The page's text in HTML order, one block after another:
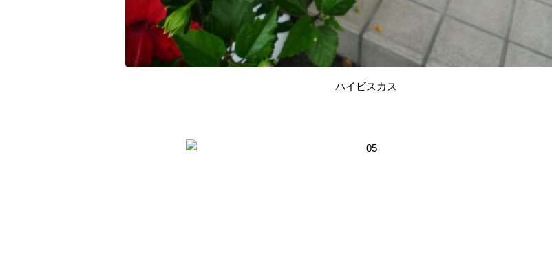
ハイビスカス